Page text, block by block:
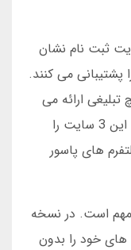
ثبت نام نشان
را پشتیبانی می کنند.
تبلیغی ارائه می
دهند. من به شما پیشنهاد می کنم حتما این 3 سایت را
های پاسور
مهم است. در نسخه
های خود را بدون